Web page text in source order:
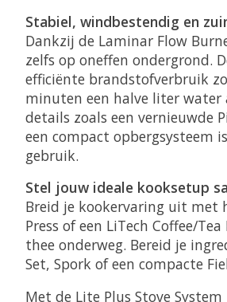
Stabiel, windbestendig en
Dankzij de Laminar Flow
zelfs op oneffen ondergrond.
efficiënte brandstofverbruik
minuten een halve liter water
details zoals een vernieuwde
een compact opbergsysteem
gebruik.
Stel jouw ideale kooksetup
Breid je kookervaring uit met
Press of een LiTech Coffee/
thee onderweg. Bereid je
Set, Spork of een compacte
Met de Lite Plus Stove